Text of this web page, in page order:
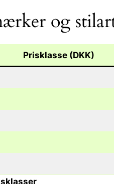
og
Prisklasse (DKK)